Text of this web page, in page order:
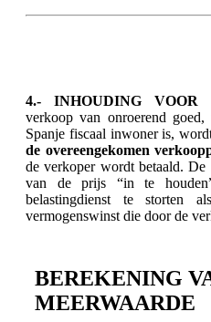
4.- INHOUDING VOOR
verkoop van onroerend
Spanje fiscaal inwoner is,
de overeengekomen
de verkoper wordt betaald.
van de prijs “in te
belastingdienst te storten
vermogenswinst die door de
BEREKENING
MEERWAARDE